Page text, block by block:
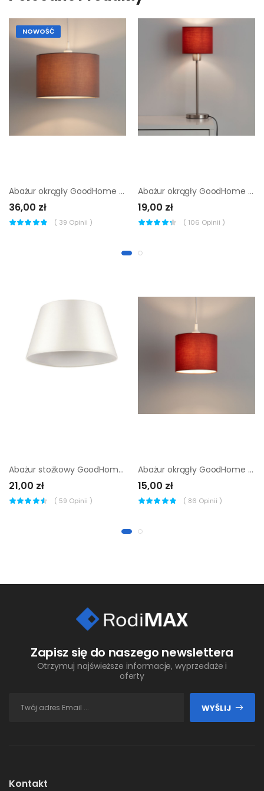
NOWOŚĆ
Abażur okrągły GoodHome Kpezin M taupe
36,00 zł
( 39 Opinii )
Abażur okrągły GoodHome Kpezin XS czerwony
19,00 zł
( 106 Opinii )
Abażur stożkowy GoodHome Lokombi M kremowy
21,00 zł
( 59 Opinii )
Abażur okrągły GoodHome Kpezin S czerwony
15,00 zł
( 86 Opinii )
Zapisz się do naszego newslettera
Otrzymuj najświeższe informacje, wyprzedaże i
oferty
WYŚLIJ
Kontakt